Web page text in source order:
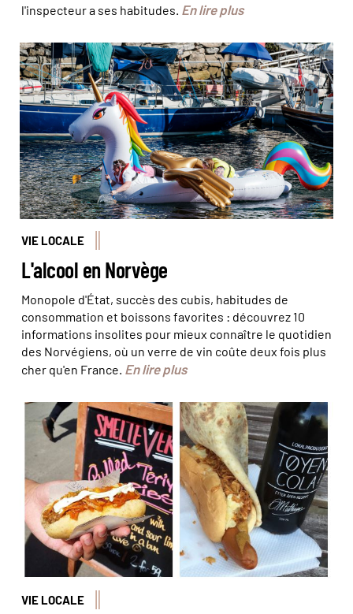
l'inspecteur a ses habitudes. En lire plus
Tu t'es vu quand t'as bu ? Juliette ROBERT/HAYTHAM-
REA/Comptoir des Voyages
VIE LOCALE
L'alcool en Norvège
Monopole d'État, succès des cubis, habitudes de
consommation et boissons favorites : découvrez 10
informations insolites pour mieux connaître le quotidien
des Norvégiens, où un verre de vin coûte deux fois plus
cher qu'en France. En lire plus
La Norvège est l'autre pays de la saucisse
VIE LOCALE